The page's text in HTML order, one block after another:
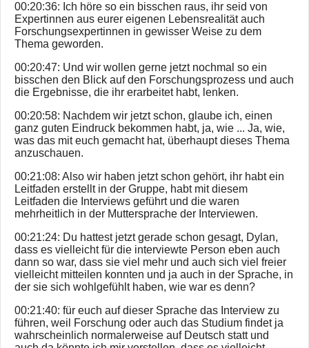
00:20:36: Ich höre so ein bisschen raus, ihr seid von
Expertinnen aus eurer eigenen Lebensrealität auch
Forschungsexpertinnen in gewisser Weise zu dem
Thema geworden.
00:20:47: Und wir wollen gerne jetzt nochmal so ein
bisschen den Blick auf den Forschungsprozess und auch
die Ergebnisse, die ihr erarbeitet habt, lenken.
00:20:58: Nachdem wir jetzt schon, glaube ich, einen
ganz guten Eindruck bekommen habt, ja, wie ... Ja, wie,
was das mit euch gemacht hat, überhaupt dieses Thema
anzuschauen.
00:21:08: Also wir haben jetzt schon gehört, ihr habt ein
Leitfaden erstellt in der Gruppe, habt mit diesem
Leitfaden die Interviews geführt und die waren
mehrheitlich in der Muttersprache der Interviewen.
00:21:24: Du hattest jetzt gerade schon gesagt, Dylan,
dass es vielleicht für die interviewte Person eben auch
dann so war, dass sie viel mehr und auch sich viel freier
vielleicht mitteilen konnten und ja auch in der Sprache, in
der sie sich wohlgefühlt haben, wie war es denn?
00:21:40: für euch auf dieser Sprache das Interview zu
führen, weil Forschung oder auch das Studium findet ja
wahrscheinlich normalerweise auf Deutsch statt und